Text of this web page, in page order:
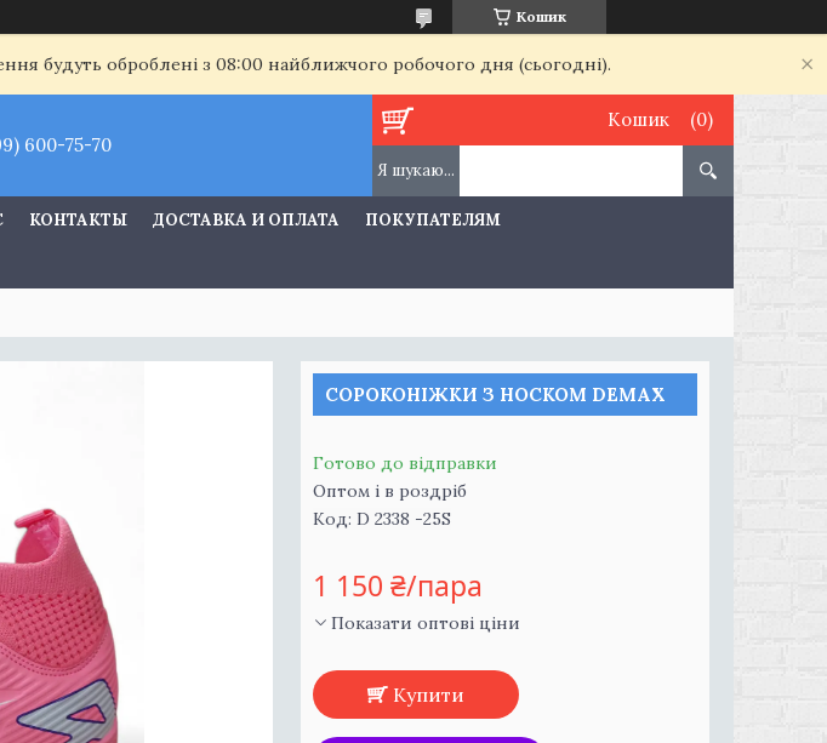
Кошик
будуть оброблені з 08:00 найближчого робочого дня (сьогодні).
600-75-70
Кошик
КОНТАКТЫ ДОСТАВКА И ОПЛАТА ПОКУПАТЕЛЯМ
СОРОКОНІЖКИ З НОСКОМ DEMAX
Готово до відправки
Оптом і в роздріб
Код: D 2338 -25S
1 150 ₴/пара
Показати оптові ціни
Купити